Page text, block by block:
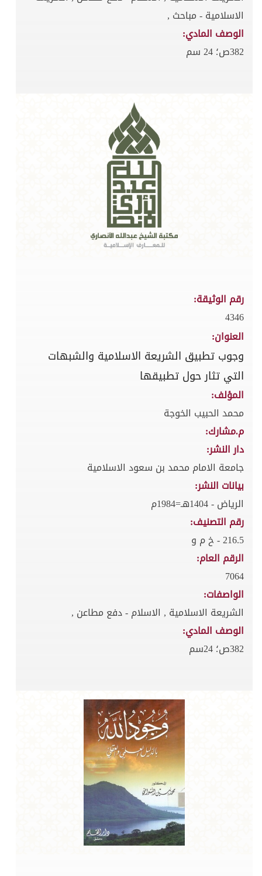
الاسلامية - مباحث ,
الوصف المادي:
382ص؛ 24 سم
رقم الوثيقة:
4346
العنوان:
وجوب تطبيق الشريعة الاسلامية والشبهات
التي تثار حول تطبيقها
المؤلف:
محمد الحبيب الخوجة
م.مشارك:
دار النشر:
جامعة الامام محمد بن سعود الاسلامية
بيانات النشر:
الرياض - 1404هـ=1984م
رقم التصنيف:
216.5 - خ م و
الرقم العام:
7064
الواصفات:
الشريعة الاسلامية , الاسلام - دفع مطاعن ,
الوصف المادي:
382ص؛ 24سم